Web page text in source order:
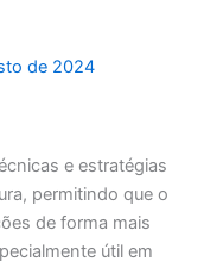
de 2024
e estratégias
permitindo que o
de forma mais
útil em